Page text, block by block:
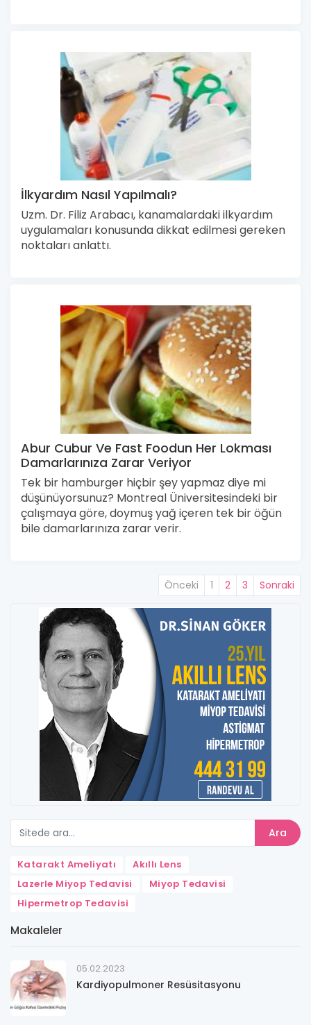
İlkyardım Nasıl Yapılmalı?
Uzm. Dr. Filiz Arabacı, kanamalardaki ilkyardım
uygulamaları konusunda dikkat edilmesi gereken
noktaları anlattı.
Abur Cubur Ve Fast Foodun Her Lokması
Damarlarınıza Zarar Veriyor
Tek bir hamburger hiçbir şey yapmaz diye mi
düşünüyorsunuz? Montreal Üniversitesindeki bir
çalışmaya göre, doymuş yağ içeren tek bir öğün
bile damarlarınıza zarar verir.
Önceki 1 2 3 Sonraki
Ara
Katarakt Ameliyatı
Akıllı Lens
Lazerle Miyop Tedavisi
Miyop Tedavisi
Hipermetrop Tedavisi
Makaleler
05.02.2023
Kardiyopulmoner Resüsitasyonu